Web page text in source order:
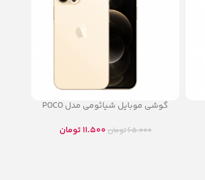
گوشی موبایل شیائومی مدل POCO
65.000تومان11.500 تومان